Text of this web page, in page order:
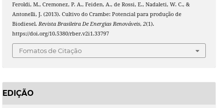
Feroldi, M., Cremonez, P. A., Feiden, A., de Rossi, E., Nadaleti, W. C., &
Antonelli, J. (2013). Cultivo do Crambe: Potencial para produção de
Biodiesel. Revista Brasileira De Energias Renováveis, 2(1).
https://doi.org/10.5380/rber.v2i1.33797
Fomatos de Citação
EDIÇÃO